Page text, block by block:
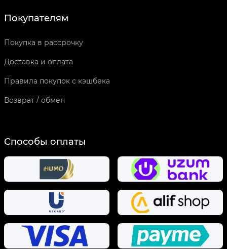
Покупателям
Покупка в рассрочку
Доставка и оплата
Правила покупок с кэшбека
Возврат / обмен
Способы оплаты